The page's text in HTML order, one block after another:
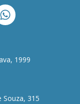
1999
Souza, 315